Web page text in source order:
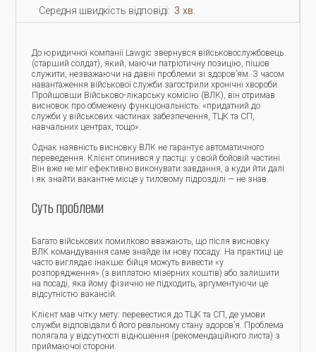
Середня швидкість відповіді: 3 хв.
До юридичної компанії Lawgic звернувся військовослужбовець
(старший солдат), який, маючи патріотичну позицію, пішов
служити, незважаючи на давні проблеми зі здоров’ям. З часом
навантаження військової служби загострили хронічні хвороби.
Пройшовши Військово-лікарську комісію (ВЛК), він отримав
висновок про обмежену функціональність: «придатний до
служби у військових частинах забезпечення, ТЦК та СП,
навчальних центрах, тощо».
Однак наявність висновку ВЛК не гарантує автоматичного
переведення. Клієнт опинився у пастці: у своїй бойовій частині
Він вже не міг ефективно виконувати завдання, а куди йти далі
і як знайти вакантне місце у тиловому підрозділі — не знав.
Суть проблеми
Багато військових помилково вважають, що після висновку
ВЛК командування саме знайде їм нову посаду. На практиці це
часто виглядає інакше: бійця можуть вивести «у
розпорядження» (з виплатою мізерних коштів) або залишити
на посаді, яка йому фізично не підходить, аргументуючи це
відсутністю вакансій.
Клієнт мав чітку мету: перевестися до ТЦК та СП, де умови
служби відповідали б його реальному стану здоров’я. Проблема
полягала у відсутності відношення (рекомендаційного листа) з
приймаючої сторони.